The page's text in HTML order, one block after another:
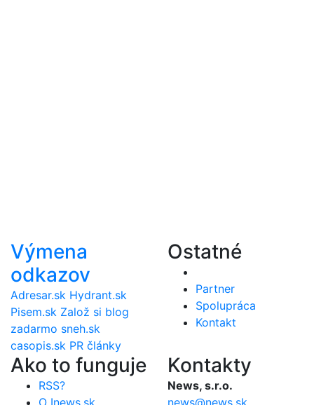
Výmena
odkazov
Adresar.sk Hydrant.sk
Pisem.sk Založ si blog
zadarmo sneh.sk
casopis.sk PR články
Ostatné
Partner
Spolupráca
Kontakt
Ako to funguje
RSS?
Kontakty
News, s.r.o.